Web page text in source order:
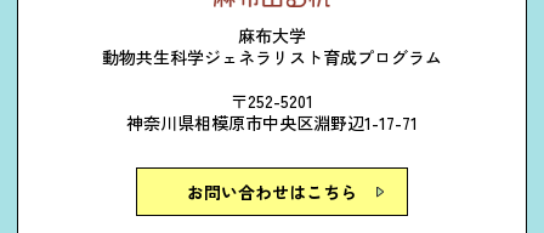
麻布大学
動物共生科学ジェネラリスト育成プログラム
〒252-5201
神奈川県相模原市中央区淵野辺1-17-71
お問い合わせはこちら